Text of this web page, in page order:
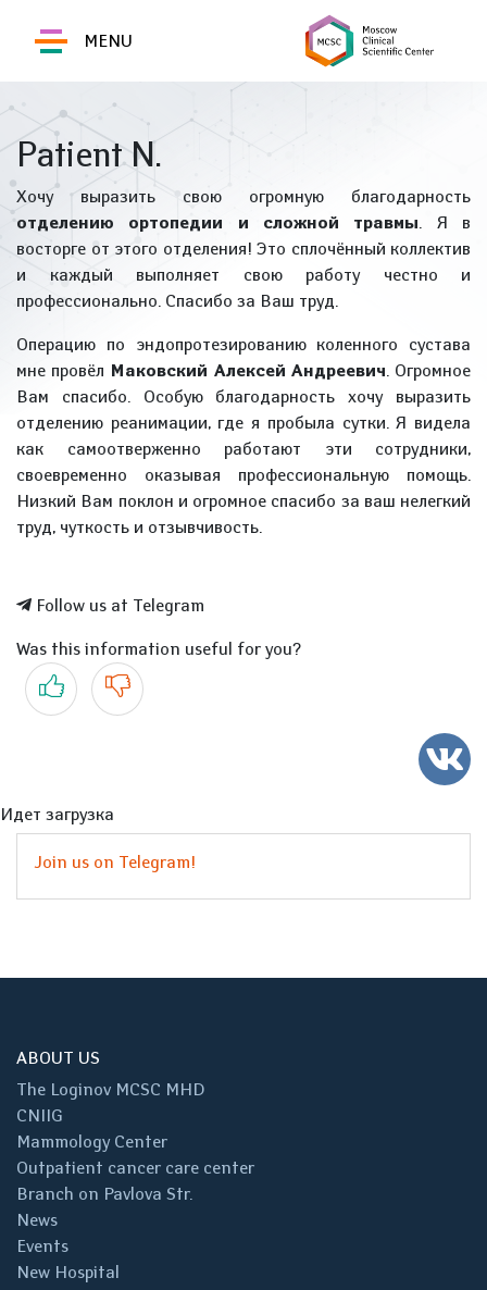
MENU
Patient N.
Хочу выразить свою огромную благодарность
отделению ортопедии и сложной травмы. Я в
восторге от этого отделения! Это сплочённый коллектив
и каждый выполняет свою работу честно и
профессионально. Спасибо за Ваш труд.
Операцию по эндопротезированию коленного сустава
мне провёл Маковский Алексей Андреевич. Огромное
Вам спасибо. Особую благодарность хочу выразить
отделению реанимации, где я пробыла сутки. Я видела
как самоотверженно работают эти сотрудники,
своевременно оказывая профессиональную помощь.
Низкий Вам поклон и огромное спасибо за ваш нелегкий
труд, чуткость и отзывчивость.
Follow us at Telegram
Was this information useful for you?
Yes No
Идет загрузка
Join us on Telegram!
ABOUT US
The Loginov MCSC MHD
CNIIG
Mammology Center
Outpatient cancer care center
Branch on Pavlova Str.
News
Events
New Hospital